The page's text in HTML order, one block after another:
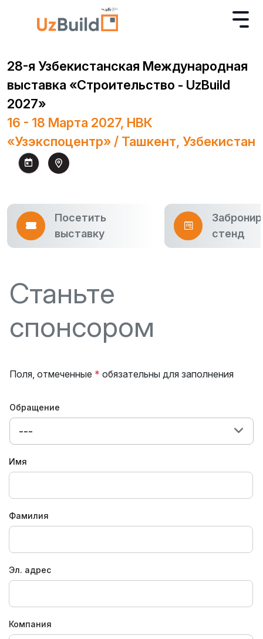
28-я Узбекистанская Международная
выставка «Строительство - UzBuild
2027»
16 - 18 Марта 2027, НВК
«Узэкспоцентр» / Ташкент, Узбекистан
Посетить
выставку
стенд
Станьте
спонсором
Поля, отмеченные * обязательны для заполнения
Обращение
---
Имя
Фамилия
Эл. адрес
Компания